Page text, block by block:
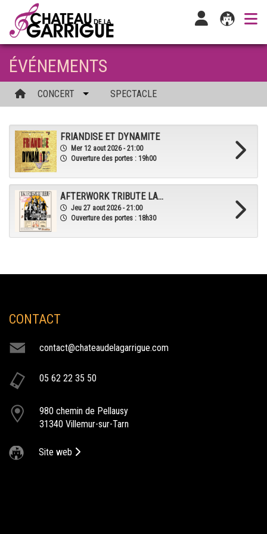
ÉVÉNEMENTS
CONCERT SPECTACLE
FRIANDISE ET DYNAMITE
Mer 12 aout 2026 - 21:00
Ouverture des portes : 19h00
AFTERWORK TRIBUTE LA...
Jeu 27 aout 2026 - 21:00
Ouverture des portes : 18h30
lieu de seminaire
Le Château de la Garrigue dispose de différentes salles
afterwork au chateau de la garrigue
Tout l'été, venez découvrir nos soirées afterworks qui se
bapteme au chateau
CONTACT
contact@chateaudelagarrigue.com
05 62 22 35 50
980 chemin de Pellausy
31340 Villemur-sur-Tarn
Site web